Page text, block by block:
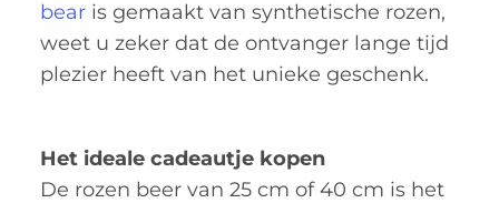
bear is gemaakt van synthetische rozen,
weet u zeker dat de ontvanger lange tijd
plezier heeft van het unieke geschenk.
Het ideale cadeautje kopen
De rozen beer van 25 cm of 40 cm is het